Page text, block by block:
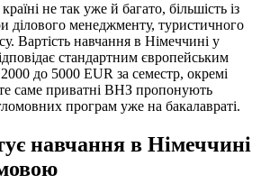
не так уже й багато, більшість із
ділового менеджменту, туристичного
Вартість навчання в Німеччині у
стандартним європейським
до 5000 EUR за семестр, окремі
саме приватні ВНЗ пропонують
програм уже на бакалавраті.
навчання в Німеччині